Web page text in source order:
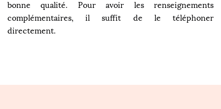
bonne qualité. Pour avoir les renseignements
complémentaires, il suffit de le téléphoner
directement.